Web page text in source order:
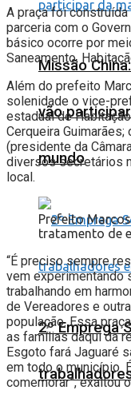
Missão
vão
mundo
2º Emprega
A praça foi
parceria com o
básico ocorre por
Saneamento,
Além do prefeito
solenidade o vice-
estadual de
Cerqueira
(presidente da
diversos secretários
local.
Prefeito
tratamento de
“É preciso sempre
vem experimentando
trabalhando em
de Vereadores e
população. Essa
as famílias daqui da
Esgoto fará Jaguaré
em todo o município.
comemorar”, exaltou